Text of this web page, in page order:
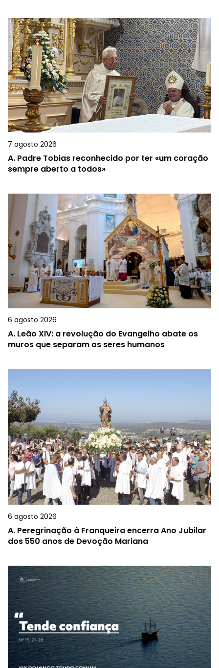
7 agosto 2026
A. Padre Tobias reconhecido por ter «um coração
sempre aberto a todos»
6 agosto 2026
A. Leão XIV: a revolução do Evangelho abate os
muros que separam os seres humanos
6 agosto 2026
A. Peregrinação à Franqueira encerra Ano Jubilar
dos 550 anos de Devoção Mariana